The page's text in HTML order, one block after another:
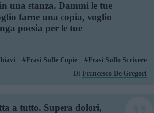
una stanza. Dammi le tue
farne una copia, voglio
poesia per le tue
Frasi Sulle Copie
Frasi Sullo Scrivere
Di Francesco De Gregori
a tutto. Supera dolori,